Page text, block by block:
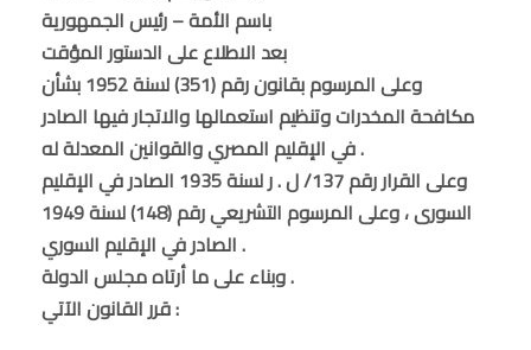
باسم الأمة – رئيس الجمهورية
بعد الاطلاع على الدستور المؤقت
وعلى المرسوم بقانون رقم (351) لسنة 1952 بشأن
مكافحة المخدرات وتنظيم استعمالها والاتجار فيها الصادر
في الإقليم المصري والقوانين المعدلة له .
وعلى القرار رقم 137/ ل . ر لسنة 1935 الصادر في الإقليم
السورى ، وعلى المرسوم التشريعي رقم (148) لسنة 1949
الصادر في الإقليم السوري .
وبناء على ما أرتاه مجلس الدولة .
قرر القانون الآتي :